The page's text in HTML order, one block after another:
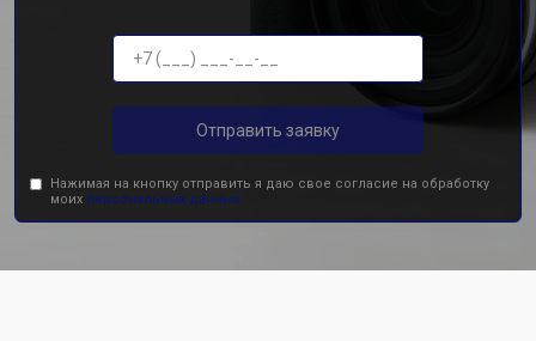
Отправить заявку
Нажимая на кнопку отправить я даю свое согласие на обработку
моих персональных данных.